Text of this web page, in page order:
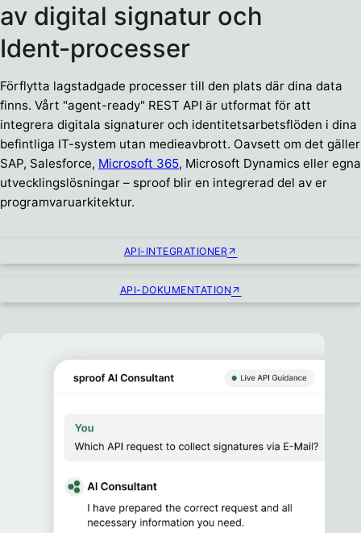
av digital signatur och
Ident-processer
Förflytta lagstadgade processer till den plats där dina data
finns. Vårt "agent-ready" REST API är utformat för att
integrera digitala signaturer och identitetsarbetsflöden i dina
befintliga IT-system utan medieavbrott. Oavsett om det gäller
SAP, Salesforce, Microsoft 365, Microsoft Dynamics eller egna
utvecklingslösningar – sproof blir en integrerad del av er
programvaruarkitektur.
API-INTEGRATIONER
API-DOKUMENTATION